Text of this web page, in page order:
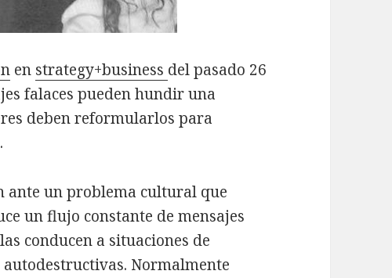
en strategy+business del pasado 26
falaces pueden hundir una
deben reformularlos para
ante un problema cultural que
un flujo constante de mensajes
conducen a situaciones de
Normalmente